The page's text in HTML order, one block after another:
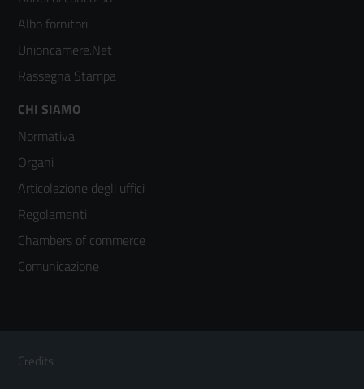
2
Albo fornitori
Unioncamere.Net
Rassegna Stampa
Footer
menù
colonna
3
CHI SIAMO
Normativa
Organi
Articolazione degli uffici
Regolamenti
Chambers of commerce
Comunicazione
Footer
Menù
Credits